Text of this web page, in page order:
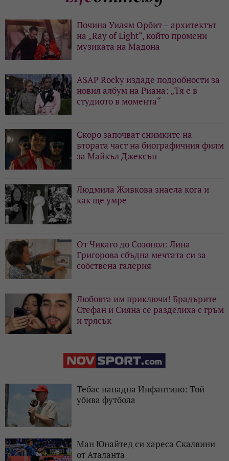
Почина Уилям Орбит – архитектът
на „Ray of Light“, който промени
музиката на Мадона
A$AP Rocky издаде подробности за
новия албум на Риана: „Тя е в
студиото в момента“
Скоро започват снимките на
втората част на биографичния филм
за Майкъл Джексън
Людмила Живкова знаела кога и
как ще умре
От Чикаго до Созопол: Лина
Григорова сбъдна мечтата си за
собствена галерия
Любовта им приключи! Брадърите
Стефан и Сияна се разделиха с гръм
и трясък
Тебас нападна Инфантино: Той
убива футбола
Ман Юнайтед си хареса Скалвини
от Аталанта